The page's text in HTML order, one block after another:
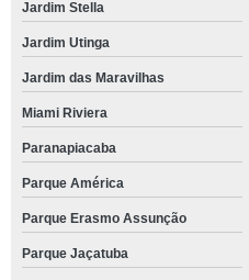
Jardim Stella
Jardim Utinga
Jardim das Maravilhas
Miami Riviera
Paranapiacaba
Parque América
Parque Erasmo Assunção
Parque Jaçatuba